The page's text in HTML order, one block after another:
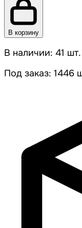
В корзину
В наличии: 41 шт.
Под заказ: 1446